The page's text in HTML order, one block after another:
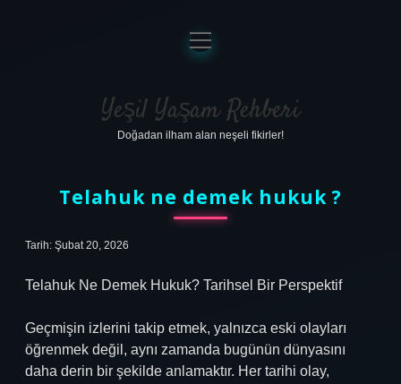
Anasayfa
Gizlilik Politikası
Yasal Uyarı
menüyü
aç
Yeşil Yaşam Rehberi
Doğadan ilham alan neşeli fikirler!
Telahuk ne demek hukuk ?
Tarih: Şubat 20, 2026
Telahuk Ne Demek Hukuk? Tarihsel Bir Perspektif
Geçmişin izlerini takip etmek, yalnızca eski olayları
öğrenmek değil, aynı zamanda bugünün dünyasını
daha derin bir şekilde anlamaktır. Her tarihi olay,